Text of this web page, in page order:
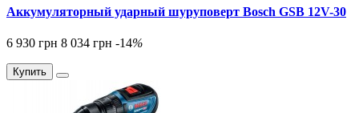
Аккумуляторный ударный шуруповерт Bosch GSB 12V-30
6 930 грн 8 034 грн -14%
Купить